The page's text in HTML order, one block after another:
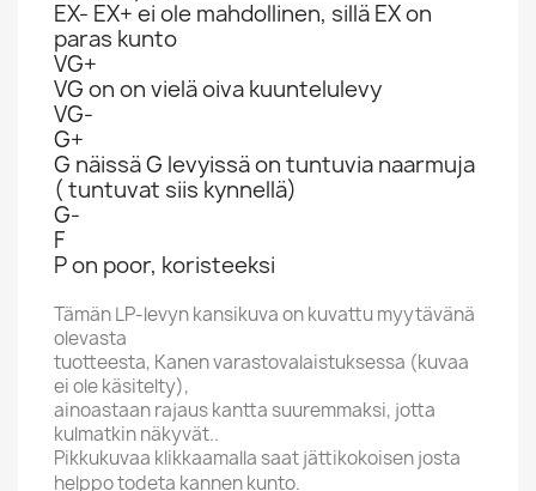
EX- EX+ ei ole mahdollinen, sillä EX on
paras kunto
VG+
VG on on vielä oiva kuuntelulevy
VG-
G+
G näissä G levyissä on tuntuvia naarmuja
( tuntuvat siis kynnellä)
G-
F
P on poor, koristeeksi
Tämän LP-levyn kansikuva on kuvattu myytävänä
olevasta
tuotteesta, Kanen varastovalaistuksessa (kuvaa
ei ole käsitelty),
ainoastaan rajaus kantta suuremmaksi, jotta
kulmatkin näkyvät..
Pikkukuvaa klikkaamalla saat jättikokoisen josta
helppo todeta kannen kunto.